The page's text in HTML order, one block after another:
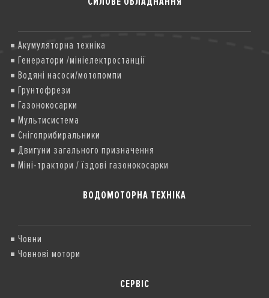
Акумуляторна техніка
Генератори /мініелектростанції
Водяні насоси/мотопомпи
Грунтофрези
Газонокосарки
Мультисистема
Снігоприбиральники
Двигуни загального призначення
Міні-трактори / їздові газонокосарки
ВОДОМОТОРНА ТЕХНІКА
Човни
Човнові мотори
СЕРВІС